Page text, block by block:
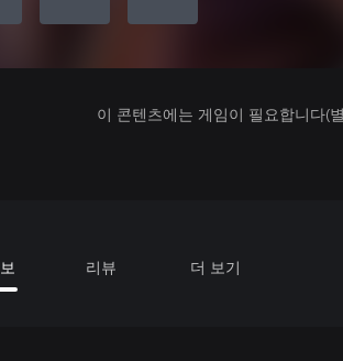
이 콘텐츠에는 게임이 필요합니다(
리뷰 더 보기